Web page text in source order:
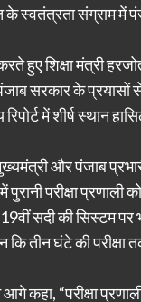
के स्वतंत्रता संग्राम में
हुए शिक्षा मंत्री
सरकार के प्रयासों से
में शीर्ष स्थान
और पंजाब
पुरानी परीक्षा प्रणाली
सदी की सिस्टम पर
न कि तीन घंटे की परीक्षा
आगे कहा, “परीक्षा